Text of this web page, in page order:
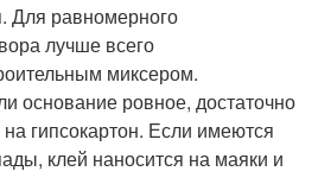
Для равномерного
лучше всего
миксером.
основание ровное, достаточно
на гипсокартон. Если имеются
клей наносится на маяки и